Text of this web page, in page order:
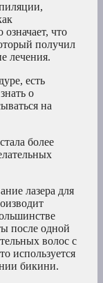
что
получил
лечения.
есть
о
на
более
лазера для
после одной
волос с
используется
бикини.